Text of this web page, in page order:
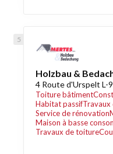
Holzbau &
4 Route d'Urspelt L-
Toiture bâtiment
Habitat passifTravaux
Service de rénovation
Maison à basse
Travaux de toiture